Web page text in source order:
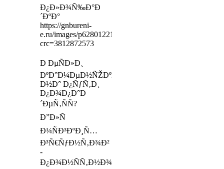
Ð¿Ð»Ð¾Ñ‰Ð°Ð
´ÐºÐ°
https://gnbureni-
e.ru/images/p6280122156x89.jpg?
crc=3812872573
Ð ÐµÑÐ»Ð¸
ÐºÐ°Ð¼ÐµÐ½ÑŽÐºÐ°
Ð½Ð° Ð¿ÑƒÑ‚Ð¸
Ð¿Ð¾Ð¿Ð°Ð
´ÐµÑ‚ÑÑ?
Ð”Ð»Ñ
Ð¼ÑÐ³ÐºÐ¸Ñ…
Ð³Ñ€ÑƒÐ½Ñ‚Ð¾Ð²
-
Ð¿Ð¾Ð½ÑÑ‚Ð½Ð¾